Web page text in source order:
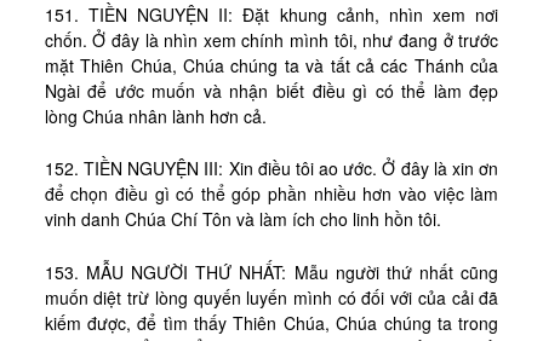
151. TIỀN NGUYỆN II: Đặt khung cảnh, nhìn xem nơi
chốn. Ở đây là nhìn xem chính mình tôi, như đang ở trước
mặt Thiên Chúa, Chúa chúng ta và tất cả các Thánh của
Ngài để ước muốn và nhận biết điều gì có thể làm đẹp
lòng Chúa nhân lành hơn cả.
152. TIỀN NGUYỆN III: Xin điều tôi ao ước. Ở đây là xin ơn
để chọn điều gì có thể góp phần nhiều hơn vào việc làm
vinh danh Chúa Chí Tôn và làm ích cho linh hồn tôi.
153. MẪU NGƯỜI THỨ NHẤT: Mẫu người thứ nhất cũng
muốn diệt trừ lòng quyến luyến mình có đối với của cải đã
kiếm được, để tìm thấy Thiên Chúa, Chúa chúng ta trong